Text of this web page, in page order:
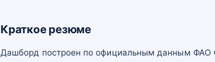
Краткое резюме
Дашборд построен по официальным данным ФАО